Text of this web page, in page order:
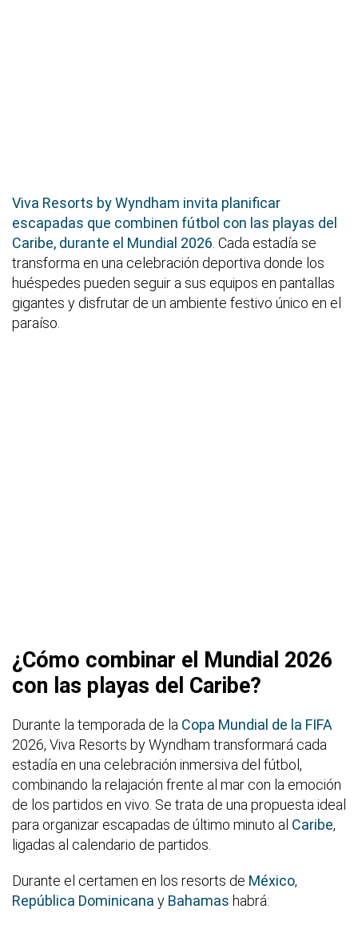
Viva Resorts by Wyndham invita planificar
escapadas que combinen fútbol con las playas del
Caribe, durante el Mundial 2026 . Cada estadía se
transforma en una celebración deportiva donde los
huéspedes pueden seguir a sus equipos en pantallas
gigantes y disfrutar de un ambiente festivo único en el
paraíso.
¿Cómo combinar el Mundial 2026
con las playas del Caribe?
Durante la temporada de la Copa Mundial de la FIFA
2026, Viva Resorts by Wyndham transformará cada
estadía en una celebración inmersiva del fútbol,
combinando la relajación frente al mar con la emoción
de los partidos en vivo. Se trata de una propuesta ideal
para organizar escapadas de último minuto al Caribe,
ligadas al calendario de partidos.
Durante el certamen en los resorts de México,
República Dominicana y Bahamas habrá: